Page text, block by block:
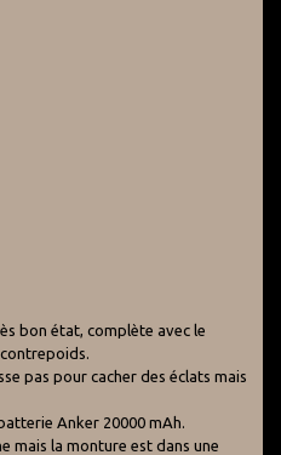
bon état, complète avec le
pas pour cacher des éclats mais
Anker 20000 mAh.
mais la monture est dans une